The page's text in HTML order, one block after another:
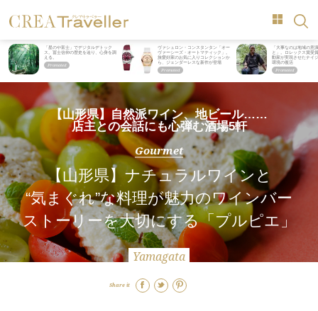
「星のや富士」でデジタルデトック
ス。冨士信仰の歴史を辿り、心身を調
える。
ヴァシュロン・コンスタンタン「オー
ヴァーシーズ・オートマティック」。
旅愛好家のお気に入りコレクションか
ら、ジェンダーレスな新作が登場
「大事なのは地域の意
と」。ロレックス賞受
動家が実現させたナイ
環境の復活
【山形県】自然派ワイン、地ビール……
店主との会話にも心弾む酒場5軒
Gourmet
【山形県】ナチュラルワインと
“気まぐれ”な料理が魅力のワインバー
ストーリーを大切にする「プルピエ」
Yamagata
Share it